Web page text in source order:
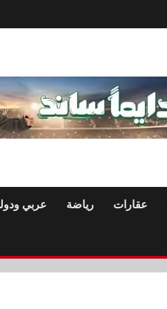
عقارات رياضة عربي